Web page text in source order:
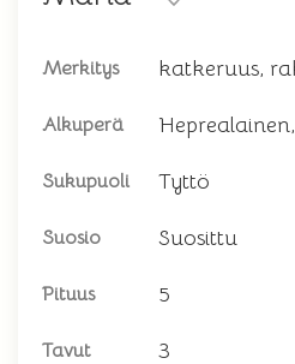
Merkitys katkeruus,
Alkuperä
Sukupuoli Tyttö
Suosio Suosittu
Pituus 5
Tavut 3